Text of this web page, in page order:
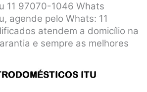
11 97070-1046 Whats
agende pelo Whats: 11
atendem a domicílio na
e sempre as melhores